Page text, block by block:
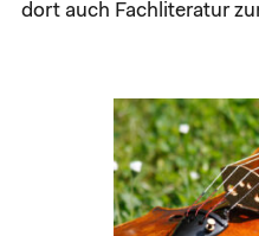
dort auch Fachliteratur